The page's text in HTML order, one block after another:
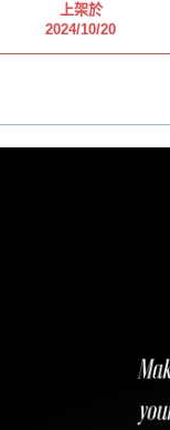
上架於
2024/10/20